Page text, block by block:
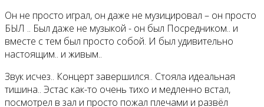
Он не просто играл, он даже не музицировал – он просто
БЫЛ .. Был даже не музыкой - он был Посредником.. и
вместе с тем был просто собой. И был удивительно
настоящим.. и живым..
Звук исчез.. Концерт завершился.. Стояла идеальная
тишина.. Эстас как-то очень тихо и медленно встал,
посмотрел в зал и просто пожал плечами и развёл